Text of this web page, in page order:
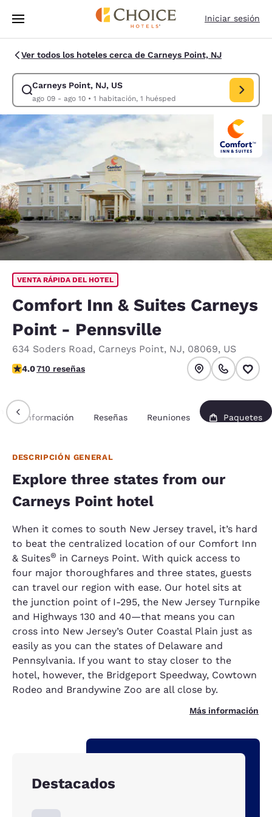
Pasar A Contenido Principal
Iniciar sesión
Ver todos los hoteles cerca de Carneys Point, NJ
Carneys Point, NJ, US
ago 09 - ago 10• 1 habitación, 1 huésped
Modificar la búsqueda de Carneys Point, NJ, US. Fecha de check-in
VENTA RÁPIDA DEL HOTEL
Comfort Inn & Suites Carneys
Point - Pennsville
634 Soders Road, Carneys Point, NJ, 08069, US
calificación de 4 estrellas. Muy bueno.
4.0710 reseñas
Información Reseñas Reuniones Paquetes
DESCRIPCIÓN GENERAL
Explore three states from our
Carneys Point hotel
When it comes to south New Jersey travel, it’s hard
to beat the centralized location of our Comfort Inn
& Suites® in Carneys Point. With quick access to
four major thoroughfares and three states, guests
can travel our region with ease. Our hotel sits at
the junction point of I-295, the New Jersey Turnpike
and Highways 130 and 40—that means you can
cross into New Jersey’s Outer Coastal Plain just as
easily as you can the states of Delaware and
Pennsylvania. If you want to stay closer to the
hotel, however, the Bridgeport Speedway, Cowtown
Rodeo and Brandywine Zoo are all close by.
Más información
Destacados